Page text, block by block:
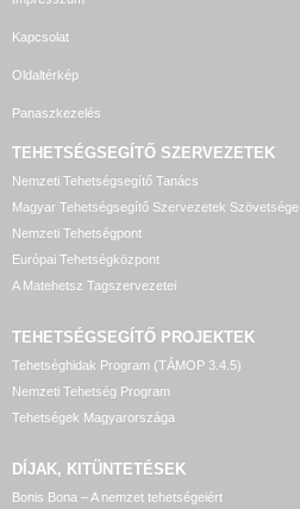
Kapcsolat
Oldaltérkép
Panaszkezelés
TEHETSÉGSEGÍTŐ SZERVEZETEK
Nemzeti Tehetségsegítő Tanács
Magyar Tehetségsegítő Szervezetek Szövetsége
Nemzeti Tehetségpont
Európai Tehetségközpont
A Matehetsz Tagszervezetei
TEHETSÉGSEGÍTŐ PROJEKTEK
Tehetséghidak Program (TÁMOP 3.4.5)
Nemzeti Tehetség Program
Tehetségek Magyarországa
DÍJAK, KITÜNTETÉSEK
Bonis Bona – A nemzet tehetségeiért